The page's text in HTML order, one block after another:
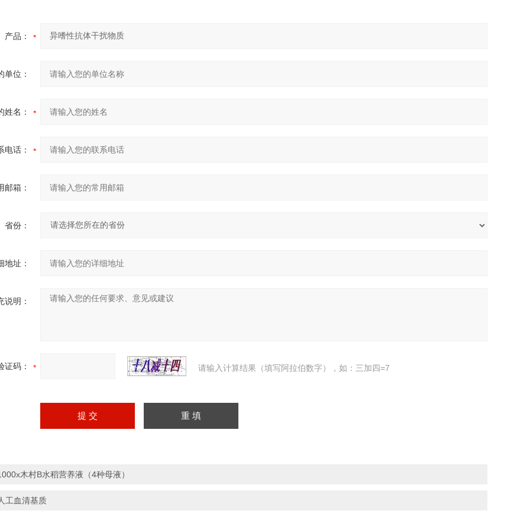
产品：
单位：
姓名：
电话：
邮箱：
省份：
地址：
说明：
证码： 请输入计算结果（填写阿拉伯数字），如：三加四=7
木村B水稻营养液（4种母液）
工血清基质